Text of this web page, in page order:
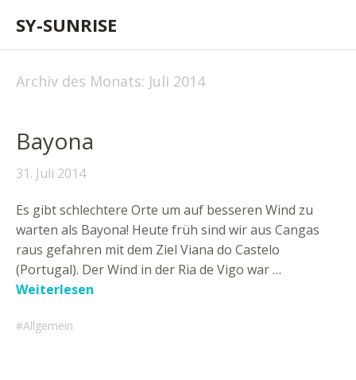
SY-SUNRISE
Archiv des Monats: Juli 2014
Bayona
31. Juli 2014
Es gibt schlechtere Orte um auf besseren Wind zu
warten als Bayona! Heute früh sind wir aus Cangas
raus gefahren mit dem Ziel Viana do Castelo
(Portugal). Der Wind in der Ria de Vigo war …
Weiterlesen
Allgemein